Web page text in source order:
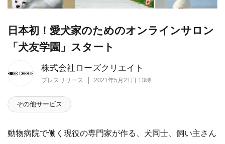
株式会社ローズクリエイト
プレスリリース 2021年5月21日 13時
日本初！愛犬家のためのオンラインサロン
「犬友学園」スタート
その他サービス
動物病院で働く現役の専門家が作る、犬同士、飼い主さん